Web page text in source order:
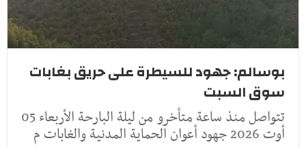
بوسالم: جهود للسيطرة على حريق بغابات
سوق السبت
تتواصل منذ ساعة متأخرو من ليلة البارحة الأربعاء 05
أوت 2026 جهود أعوان الحماية المدنية والغابات م